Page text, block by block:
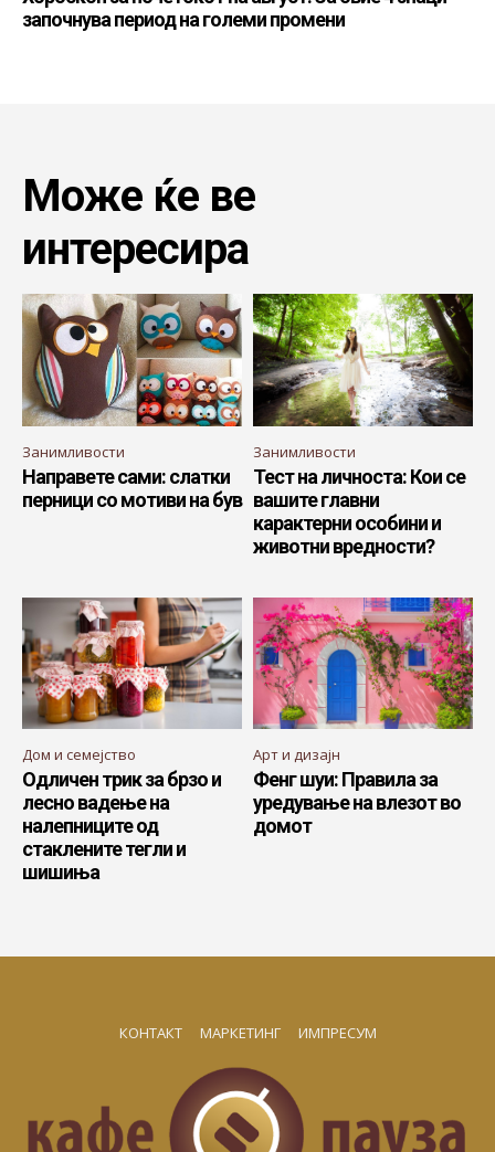
започнува период на големи промени
Може ќе ве
интересира
Занимливости
Направете сами: слатки
перници со мотиви на був
Занимливости
Тест на личноста: Кои се
вашите главни
карактерни особини и
животни вредности?
Дом и семејство
Одличен трик за брзо и
лесно вадење на
налепниците од
стаклените тегли и
шишиња
Арт и дизајн
Фенг шуи: Правила за
уредување на влезот во
домот
КОНТАКТ МАРКЕТИНГ ИМПРЕСУМ